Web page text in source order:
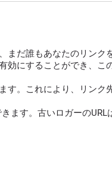
だ誰もあなたのリンク
効にすることができ、
。これにより、リンク
ます。古いロガーの